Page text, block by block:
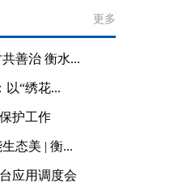
更多
善治 衡水...
以“绣花...
护工作
态美 | 衡...
应用调度会